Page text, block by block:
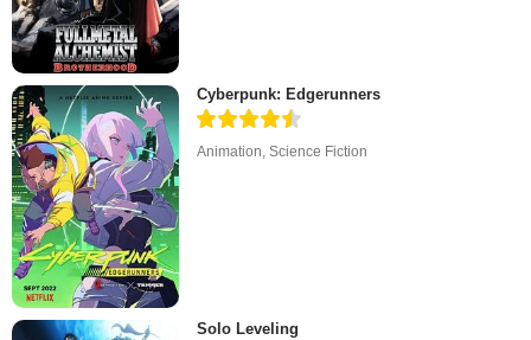
Cyberpunk: Edgerunners
Animation ,Science Fiction
Solo Leveling